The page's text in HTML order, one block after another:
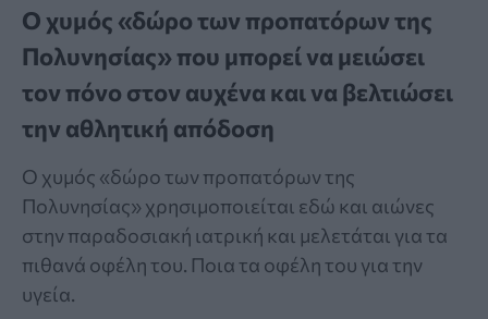
Ο χυμός «δώρο των προπατόρων της
Πολυνησίας» που μπορεί να μειώσει
τον πόνο στον αυχένα και να βελτιώσει
την αθλητική απόδοση
Ο χυμός «δώρο των προπατόρων της
Πολυνησίας» χρησιμοποιείται εδώ και αιώνες
στην παραδοσιακή ιατρική και μελετάται για τα
πιθανά οφέλη του. Ποια τα οφέλη του για την
υγεία.